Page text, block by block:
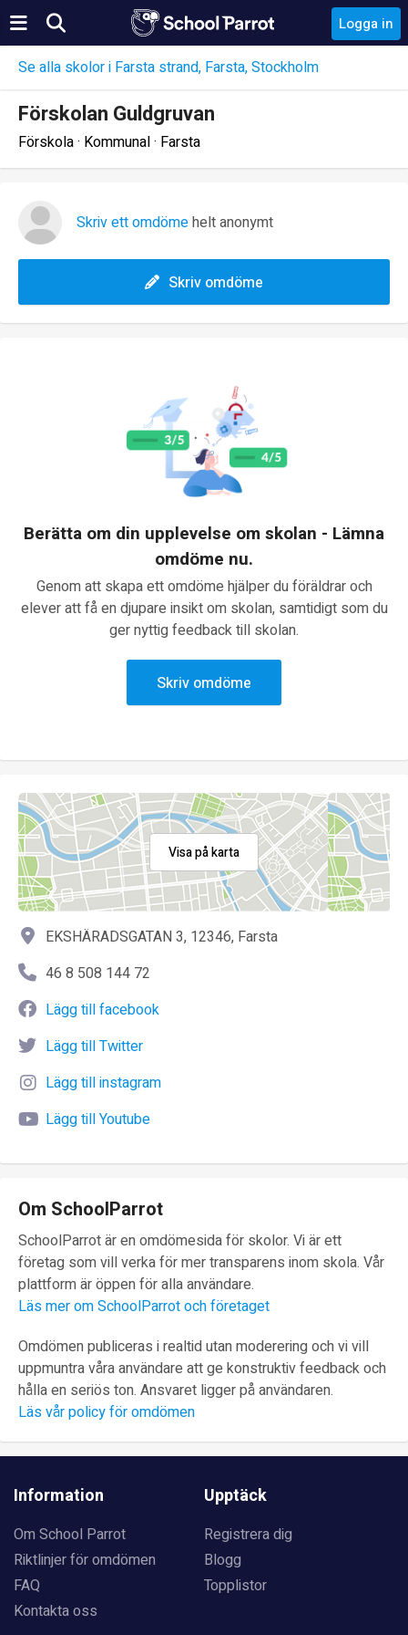
Logga in
Se alla skolor i Farsta strand, Farsta, Stockholm
Förskolan Guldgruvan
Förskola · Kommunal · Farsta
Skriv ett omdömehelt anonymt
Skriv omdöme
Berätta om din upplevelse om skolan - Lämna
omdöme nu.
Genom att skapa ett omdöme hjälper du föräldrar och
elever att få en djupare insikt om skolan, samtidigt som du
ger nyttig feedback till skolan.
Skriv omdöme
Visa på karta
EKSHÄRADSGATAN 3, 12346, Farsta
46 8 508 144 72
Lägg till facebook
Lägg till Twitter
Lägg till instagram
Lägg till Youtube
Om SchoolParrot
SchoolParrot är en omdömesida för skolor. Vi är ett
företag som vill verka för mer transparens inom skola. Vår
plattform är öppen för alla användare.
Läs mer om SchoolParrot och företaget
Omdömen publiceras i realtid utan moderering och vi vill
uppmuntra våra användare att ge konstruktiv feedback och
hålla en seriös ton. Ansvaret ligger på användaren.
Läs vår policy för omdömen
Information
Om School Parrot
Riktlinjer för omdömen
FAQ
Kontakta oss
Upptäck
Registrera dig
Blogg
Topplistor